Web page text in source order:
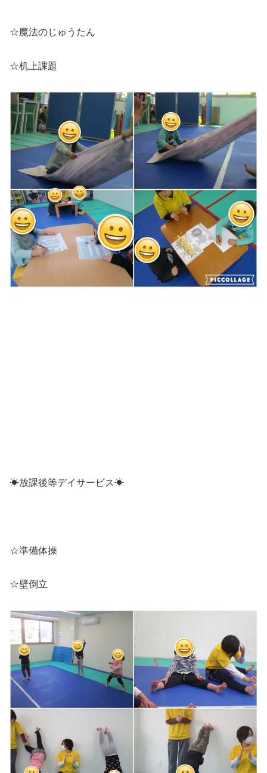
☆魔法のじゅうたん
☆机上課題
☀放課後等デイサービス☀
☆準備体操
☆壁倒立